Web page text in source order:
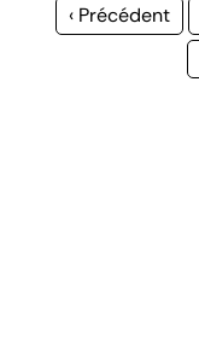
Page
‹ Précédent